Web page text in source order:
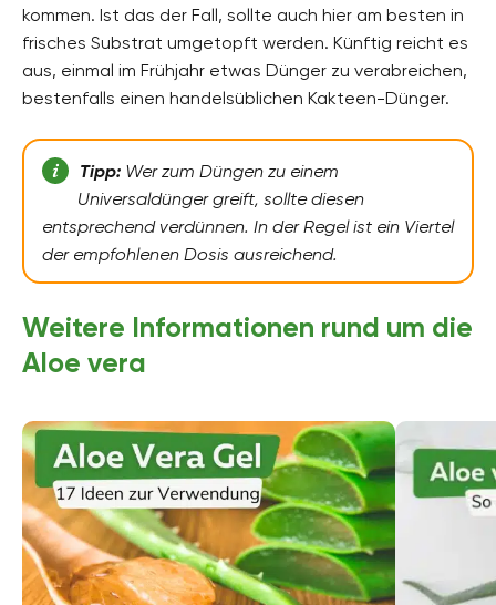
kommen. Ist das der Fall, sollte auch hier am besten in
frisches Substrat umgetopft werden. Künftig reicht es
aus, einmal im Frühjahr etwas Dünger zu verabreichen,
bestenfalls einen handelsüblichen Kakteen-Dünger.
Tipp:Wer zum Düngen zu einem
Universaldünger greift, sollte diesen
entsprechend verdünnen. In der Regel ist ein Viertel
der empfohlenen Dosis ausreichend.
Weitere Informationen rund um die
Aloe vera